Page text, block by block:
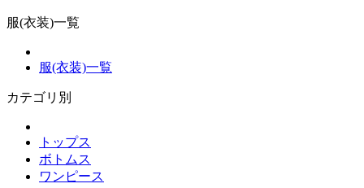
服(衣装)一覧
服(衣装)一覧
カテゴリ別
トップス
ボトムス
ワンピース